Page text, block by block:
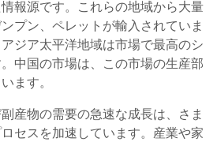
報源です。これらの地域から大量
プン、ペレットが輸入されていま
ジア太平洋地域は市場で最高のシ
中国の市場は、この市場の生産部
ます。
産物の需要の急速な成長は、さま
セスを加速しています。産業や家